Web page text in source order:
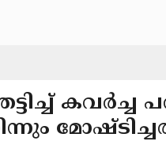
കവർച്ച